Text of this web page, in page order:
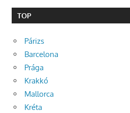
TOP
Párizs
Barcelona
Prága
Krakkó
Mallorca
Kréta